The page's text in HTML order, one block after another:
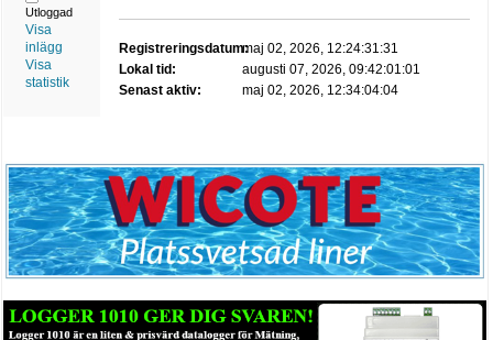
Utloggad
Visa
inlägg
Visa
statistik
Registreringsdatum:maj 02, 2026, 12:24:31:31
Lokal tid:
augusti 07, 2026, 09:42:01:01
Senast aktiv:
maj 02, 2026, 12:34:04:04